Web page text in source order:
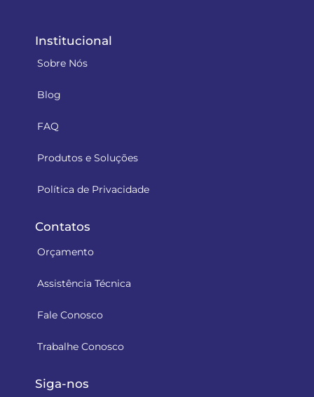
Institucional
Sobre Nós
Blog
FAQ
Produtos e Soluções
Política de Privacidade
Contatos
Orçamento
Assistência Técnica
Fale Conosco
Trabalhe Conosco
Siga-nos